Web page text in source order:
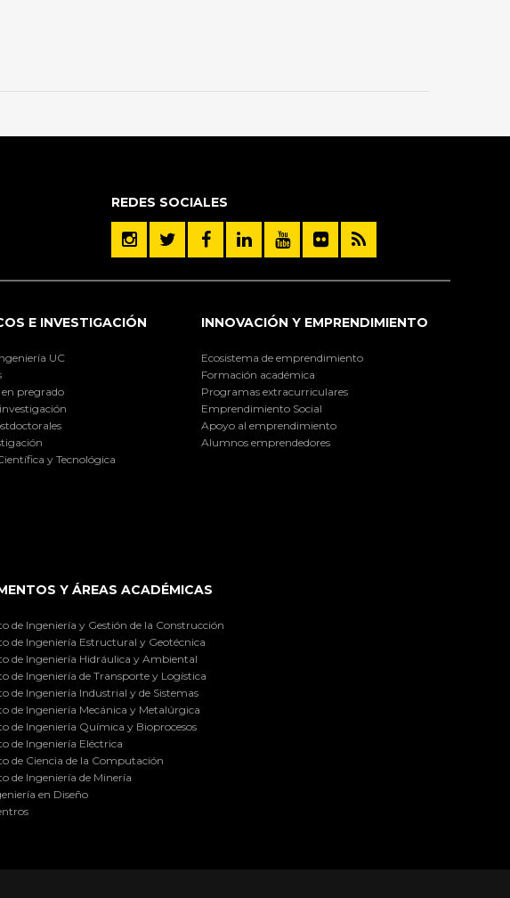
REDES SOCIALES
E INVESTIGACIÓN
UC
pregrado
y Tecnológica
INNOVACIÓN Y EMPRENDIMIENTO
Ecosistema de emprendimiento
Formación académica
Programas extracurriculares
Emprendimiento Social
Apoyo al emprendimiento
Alumnos emprendedores
Y ÁREAS ACADÉMICAS
de Ingeniería y Gestión de la Construcción
de Ingeniería Estructural y Geotécnica
de Ingeniería Hidráulica y Ambiental
de Ingeniería de Transporte y Logística
de Ingeniería Industrial y de Sistemas
de Ingeniería Mecánica y Metalúrgica
de Ingeniería Química y Bioprocesos
de Ingeniería Eléctrica
de Ciencia de la Computación
de Ingeniería de Minería
en Diseño